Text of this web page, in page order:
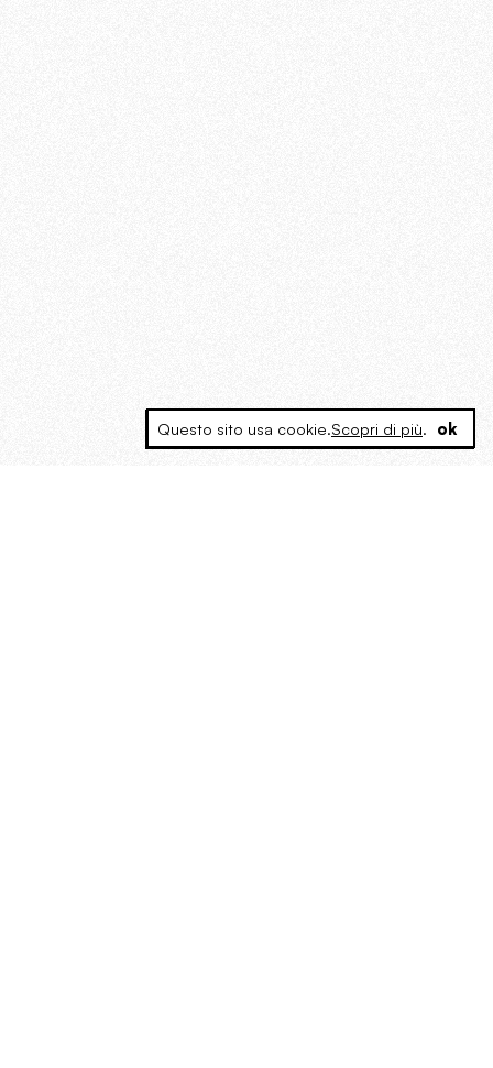
Questo sito usa cookie.Scopri di più. ok